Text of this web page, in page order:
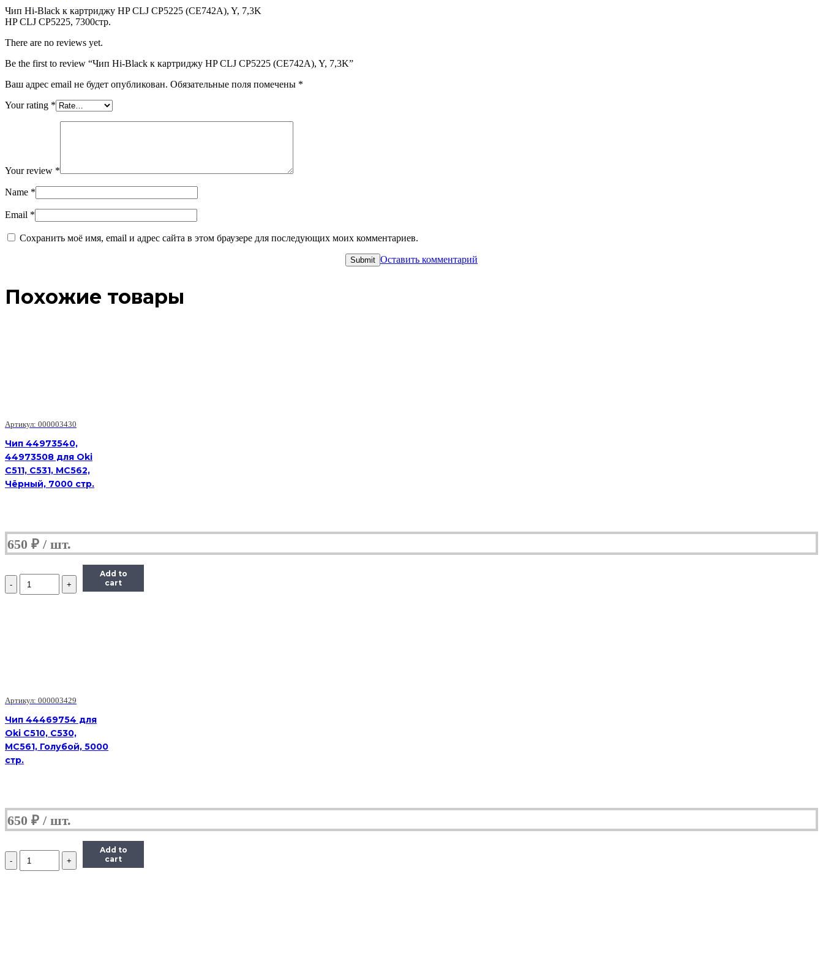
картриджу
HP
CLJ
CP5225
Y,
Чип Hi-Black к картриджу HP CLJ CP5225 (CE742A), Y, 7,3K
HP CLJ CP5225, 7300стр.
There are no reviews yet.
Be the first to review “Чип Hi-Black к картриджу HP CLJ CP5225 (CE742A), Y, 7,3K”
Ваш адрес email не будет опубликован. Обязательные поля помечены *
Your rating *
Your review *
Name *
Email *
Сохранить моё имя, email и адрес сайта в этом браузере для последующих моих комментариев.
Оставить комментарий
Похожие товары
Артикул: 000003430
Чип 44973540,
44973508 для Oki
C511, C531, MC562,
Чёрный, 7000 стр.
650 ₽
Количество
Чип
7,3K
Add to
cart
Артикул: 000003429
Чип 44469754 для
Oki C510, C530,
MC561, Голубой, 5000
стр.
650 ₽
Количество
Чип
Add to
cart